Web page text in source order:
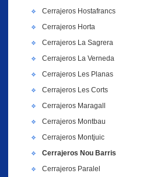
Cerrajeros Hostafrancs
Cerrajeros Horta
Cerrajeros La Sagrera
Cerrajeros La Verneda
Cerrajeros Les Planas
Cerrajeros Les Corts
Cerrajeros Maragall
Cerrajeros Montbau
Cerrajeros Montjuic
Cerrajeros Nou Barris
Cerrajeros Paralel